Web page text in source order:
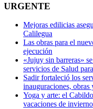
URGENTE
Mejoras edilicias
Calilegua
Las obras para el
ejecución
«Jujuy sin barreras»
servicios de Salud
Sadir fortaleció los
inauguraciones, obras
Yoga y arte: el
vacaciones de invierno